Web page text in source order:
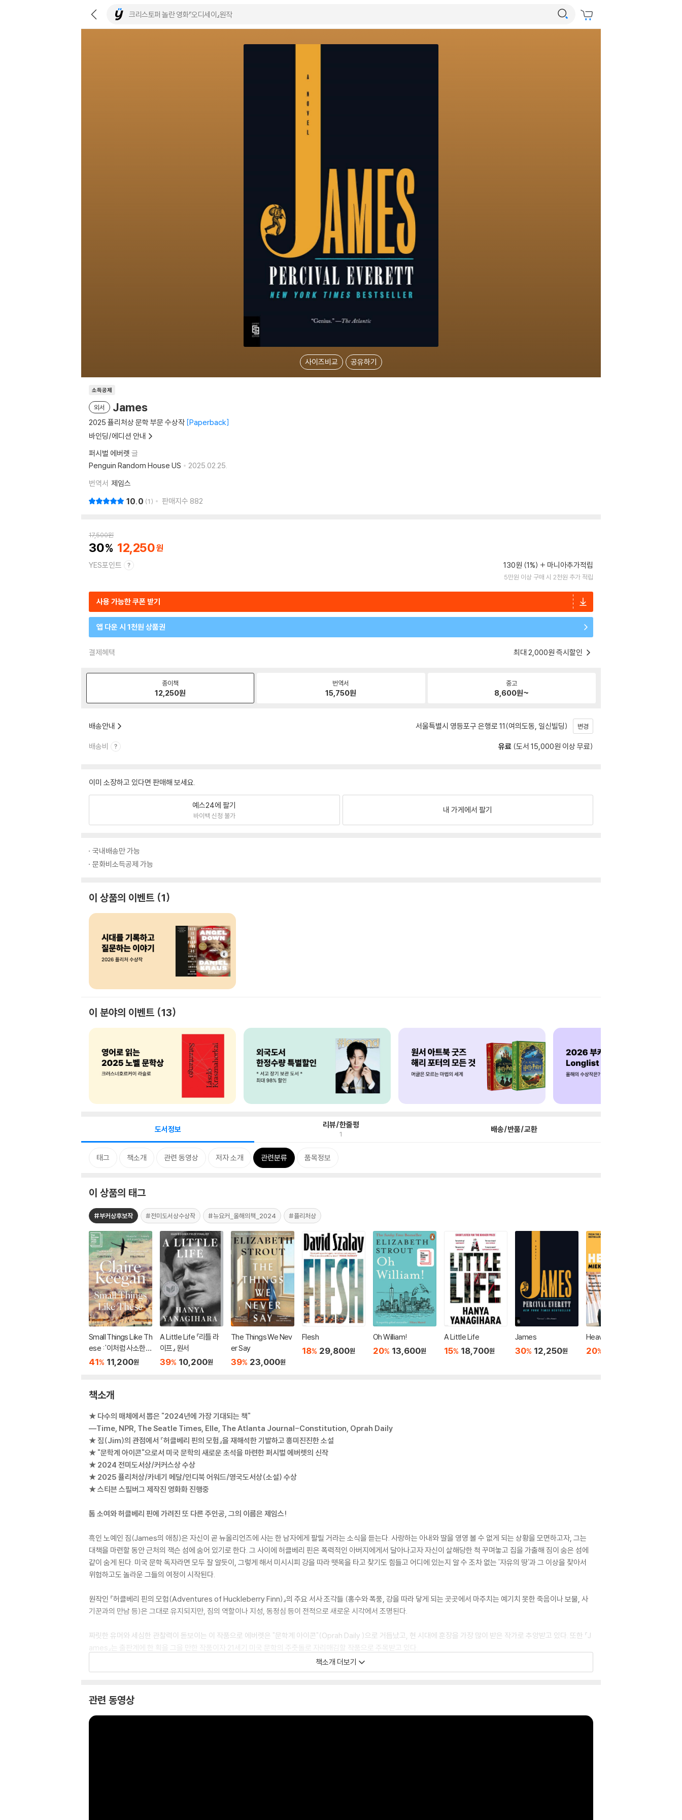
사이즈비교 공유하기
소득공제
외서 James
2025 퓰리처상 문학 부문 수상작 Paperback
바인딩/에디션 안내
퍼시벌 에버렛 글
Penguin Random House US
2025.02.25.
번역서 제임스
10.0 1 판매지수 882
17,500원
30 12,250
YES포인트 130원 (1%) 마니아추가적립
5만원 이상 구매 시 2천원 추가 적립
사용 가능한 쿠폰 받기
앱 다운 시 1천원 상품권
결제혜택 최대 2,000원 즉시할인
종이책
12,250원
번역서
15,750원
중고
8,600원~
배송안내 서울특별시 영등포구 은행로 11(여의도동, 일신빌딩) 변경
배송비 유료 (도서 15,000원 이상 무료)
이미 소장하고 있다면 판매해 보세요.
예스24에 팔기
바이백 신청 불가
내 가게에서 팔기
국내배송만 가능
문화비소득공제 가능
이 상품의 이벤트 1
이 분야의 이벤트 13
도서정보 리뷰/한줄평
1 배송/반품/교환
태그 책소개 관련 동영상 저자 소개 관련분류 품목정보
이 상품의 태그
#부커상후보작 #전미도서상수상작 #뉴요커_올해의책_2024 #퓰리처상
Small Things Like Th
ese : '이처럼 사소한
것들' 원서
41% 11,200원
A Little Life 『리틀 라
이프』 원서
39% 10,200원
The Things We Nev
er Say
39% 23,000원
Flesh
18% 29,800원
Oh William!
20% 13,600원
A Little Life
15% 18,700원
James
30% 12,250원
Heaven
20%
책소개
★ 다수의 매체에서 뽑은 "2024년에 가장 기대되는 책"
―Time, NPR, The Seatle Times, Elle, The Atlanta Journal-Constitution, Oprah Daily
★ 짐(Jim)의 관점에서 『허클베리 핀의 모험』을 재해석한 기발하고 흥미진진한 소설
★ "문학계 아이콘"으로서 미국 문학의 새로운 초석을 마련한 퍼시벌 에버렛의 신작
★ 2024 전미도서상/커커스상 수상
★ 2025 퓰리처상/카네기 메달/인디북 어워드/영국도서상(소설) 수상
★ 스티븐 스필버그 제작진 영화화 진행중
톰 소여와 허클베리 핀에 가려진 또 다른 주인공, 그의 이름은 제임스!
흑인 노예인 짐(James의 애칭)은 자신이 곧 뉴올리언즈에 사는 한 남자에게 팔릴 거라는 소식을 듣는다. 사랑하는 아내와 딸을 영영 볼 수 없게 되는 상황을 모면하고자, 그는
대책을 마련할 동안 근처의 잭슨 섬에 숨어 있기로 한다. 그 사이에 허클베리 핀은 폭력적인 아버지에게서 달아나고자 자신이 살해당한 척 꾸며놓고 집을 가출해 짐이 숨은 섬에
같이 숨게 된다. 미국 문학 독자라면 모두 잘 알듯이, 그렇게 해서 미시시피 강을 따라 뗏목을 타고 찾기도 힘들고 어디에 있는지 알 수 조차 없는 '자유의 땅'과 그 이상을 찾아서
위험하고도 놀라운 그들의 여정이 시작된다.
원작인 『허클베리 핀의 모험(Adventures of Huckleberry Finn)』의 주요 서사 조각들 (홍수와 폭풍, 강을 따라 닿게 되는 곳곳에서 마주치는 예기치 못한 죽음이나 보물, 사
기꾼과의 만남 등)은 그대로 유지되지만, 짐의 역할이나 지성, 동정심 등이 전적으로 새로운 시각에서 조명된다.
짜릿한 유머와 세심한 관찰력이 돋보이는 이 작품으로 에버렛은 "문학계 아이콘"(Oprah Daily )으로 거듭났고, 현 시대에 훈장을 가장 많이 받은 작가로 추앙받고 있다. 또한 『J
ames』는 출판계에 한 획을 그을 만한 작품이자 21세기 미국 문학의 주춧돌로 자리매김할 작품으로 주목받고 있다.
A brilliant, action-packed reimagining of The Adventures of Huckleberry Finn , both harrowing and ferociously funny, told from the enslaved Jim's po
hide on nearby Jackson Island until he can formulate a plan. Meanwhile, Huck Finn has faked his own death to escape his violent father, recently retur
책소개 더보기
관련 동영상